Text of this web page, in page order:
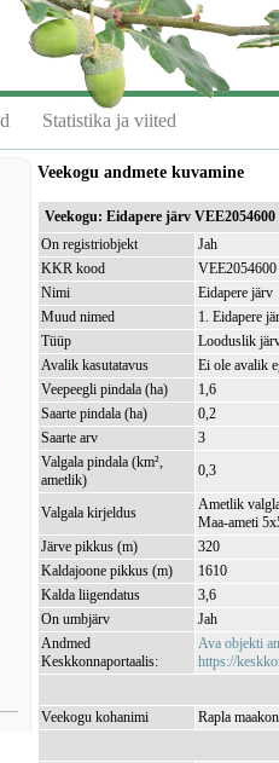
Statistika ja viited
Veekogu andmete kuvamine
Veekogu: Eidapere järv VEE2054600
On registriobjekt
Jah
KKR kood
VEE2054600
Nimi
Eidapere järv
Muud nimed
1. Eidapere
Tüüp
Looduslik
Avalik kasutatavus
Ei ole avalik
Veepeegli pindala (ha)
1,6
Saarte pindala (ha)
0,2
Saarte arv
3
Valgala pindala (km²,
ametlik)
0,3
Valgala kirjeldus
Ametlik
Maa-ameti
Järve pikkus (m)
320
Kaldajoone pikkus (m)
1610
Kalda liigendatus
3,6
On umbjärv
Jah
Andmed
Keskkonnaportaalis:
Ava objekti
https://
Veekogu kohanimi Rapla